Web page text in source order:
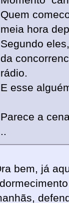
Quem
meia hora
Segundo
da
rádio.
E esse
Parece a
..
bem, já